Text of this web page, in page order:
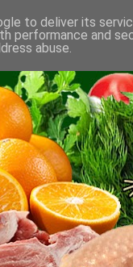
to deliver its
performance and
abuse.